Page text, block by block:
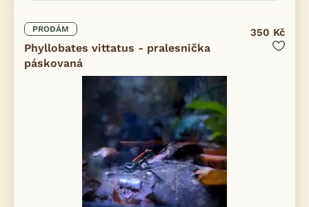
PRODÁM
Phyllobates vittatus - pralesnička
páskovaná
350 Kč